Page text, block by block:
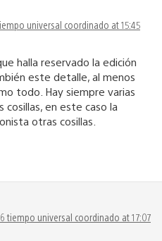
universal coordinado at 15:45
halla reservado la edición
este detalle, al menos
todo. Hay siempre varias
cosillas, en este caso la
otras cosillas.
tiempo universal coordinado at 17:07